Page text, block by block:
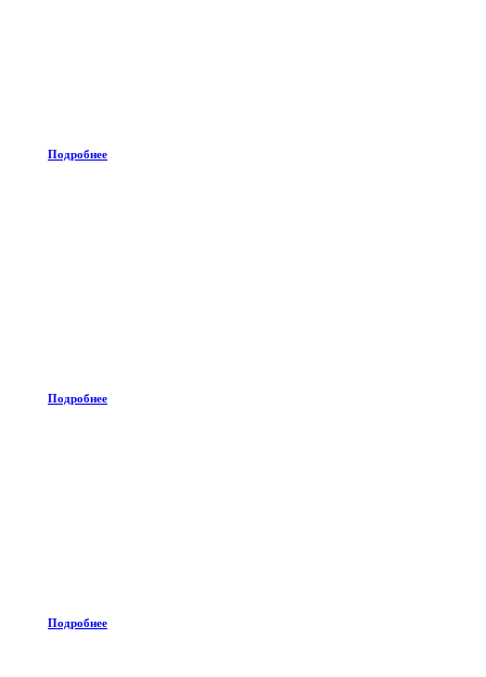
Подробнее
Подробнее
Подробнее